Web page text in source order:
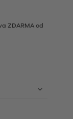
ZDARMA od